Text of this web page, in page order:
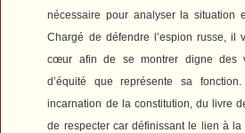
nécessaire pour analyser la situation
Chargé de défendre l’espion russe, il
cœur afin de se montrer digne des
d’équité que représente sa
incarnation de la constitution, du livre
de respecter car définissant le lien à